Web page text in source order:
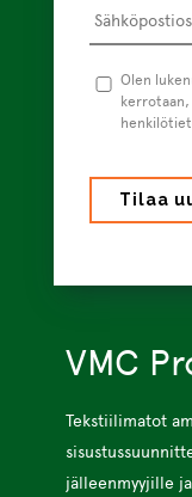
Olen
VMC
Tekstiilimatot
jälleenmyyjille